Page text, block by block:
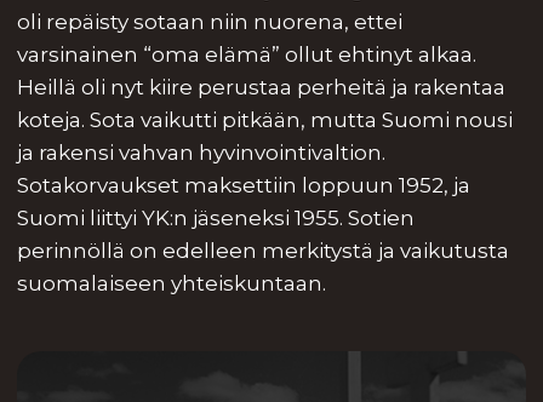
oli repäisty sotaan niin nuorena, ettei
varsinainen “oma elämä” ollut ehtinyt alkaa.
Heillä oli nyt kiire perustaa perheitä ja rakentaa
koteja. Sota vaikutti pitkään, mutta Suomi nousi
ja rakensi vahvan hyvinvointivaltion.
Sotakorvaukset maksettiin loppuun 1952, ja
Suomi liittyi YK:n jäseneksi 1955. Sotien
perinnöllä on edelleen merkitystä ja vaikutusta
suomalaiseen yhteiskuntaan.